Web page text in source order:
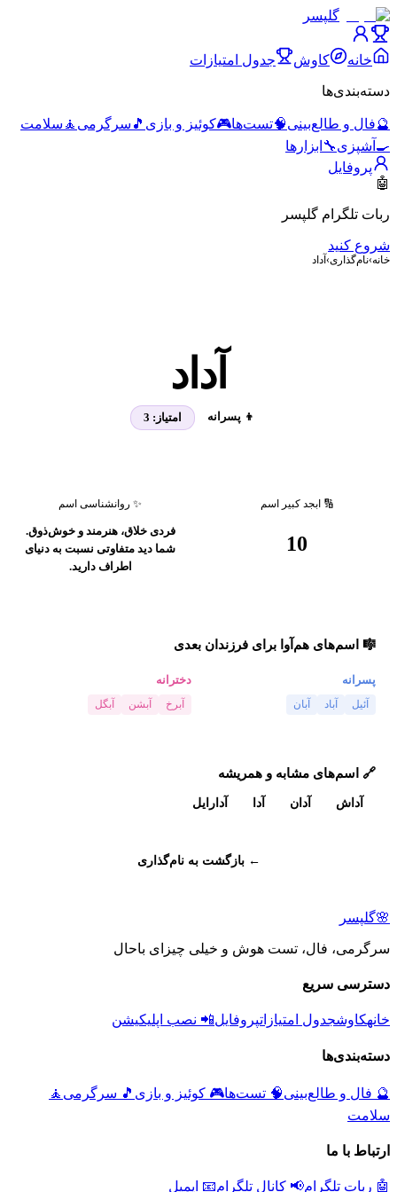
گلپسر
خانه کاوش جدول امتیازات
دسته‌بندی‌ها
🔮فال و طالع‌بینی🧠تست‌ها🎮کوئیز و بازی 🎵 سرگرمی 🧘 سلامت
🍳 آشپزی🔧 ابزارها
پروفایل
🤖
ربات تلگرام گلپسر
شروع کنید
خانه›نام‌گذاری› آداد
آداد
👦 پسرانه امتیاز: 3
🔢 ابجد کبیر اسم
10
✨ روانشناسی اسم
فردی خلاق، هنرمند و خوش‌ذوق.
شما دید متفاوتی نسبت به دنیای
اطراف دارید.
🎼 اسم‌های هم‌آوا برای فرزندان بعدی
پسرانه
آئیل آباد آبان
دخترانه
آبرخ آبشن آبگل
🔗 اسم‌های مشابه و همریشه
آداش آدان آدا آدارایل
← بازگشت به نام‌گذاری
🌸گلپسر
سرگرمی، فال، تست هوش و خیلی چیزای باحال
دسترسی سریع
خانهکاوشجدول امتیازاتپروفایل📲 نصب اپلیکیشن
دسته‌بندی‌ها
🔮 فال و طالع‌بینی🧠 تست‌ها🎮 کوئیز و بازی 🎵 سرگرمی 🧘
سلامت
ارتباط با ما
🤖 ربات تلگرام📢 کانال تلگرام📧 ایمیل